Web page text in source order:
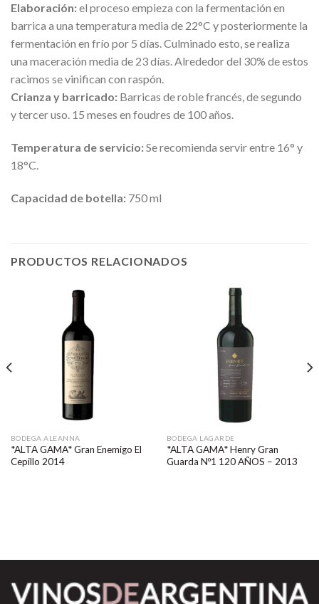
Elaboración:el proceso empieza con la fermentación en
barrica a una temperatura media de 22°C y posteriormente la
fermentación en frío por 5 días. Culminado esto, se realiza
una maceración media de 23 días. Alrededor del 30% de estos
racimos se vinifican con raspón.
Crianza y barricado: Barricas de roble francés, de segundo
y tercer uso. 15 meses en foudres de 100 años.
Temperatura de servicio:Se recomienda servir entre 16° y
18°C.
Capacidad de botella: 750 ml
PRODUCTOS RELACIONADOS
BODEGA ALEANNA
*ALTA GAMA* Gran Enemigo El
Cepillo 2014
BODEGA LAGARDE
*ALTA GAMA* Henry Gran
Guarda Nº1 120 AÑOS – 2013